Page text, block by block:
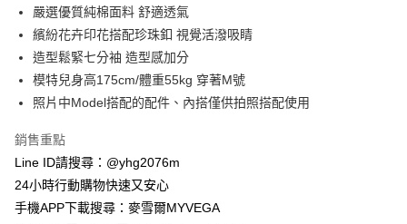
國泰世華商業銀行
臺灣中小企業銀行
台中商業銀行
匯豐（台灣）商業銀行
聯邦商業銀行
元大商業銀行
永豐商業銀行
玉山商業銀行
星展（台灣）商業銀行
台灣樂天信用卡公司
Apple Pay
街口支付
貨到付款
運送方式
嚴選優質純棉面料 舒適透氣
繽紛花卉印花搭配珍珠釦 視覺活潑吸睛
造型鬆緊七分袖 造型感加分
模特兒身高175cm/體重55kg 穿著M號
照片中Model搭配的配件、內搭僅供拍照搭配使用
銷售重點
Line ID請搜尋：@yhg2076m
24小時行動購物快速又安心
手機APP下載搜尋：麥雪爾MYVEGA